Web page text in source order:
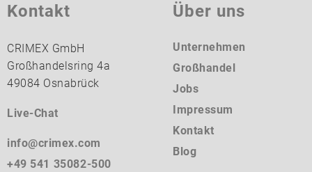
Kontakt
CRIMEX GmbH
Großhandelsring 4a
49084 Osnabrück
Live-Chat
info@crimex.com
+49 541 35082-500
Über uns
Unternehmen
Großhandel
Jobs
Impressum
Kontakt
Blog